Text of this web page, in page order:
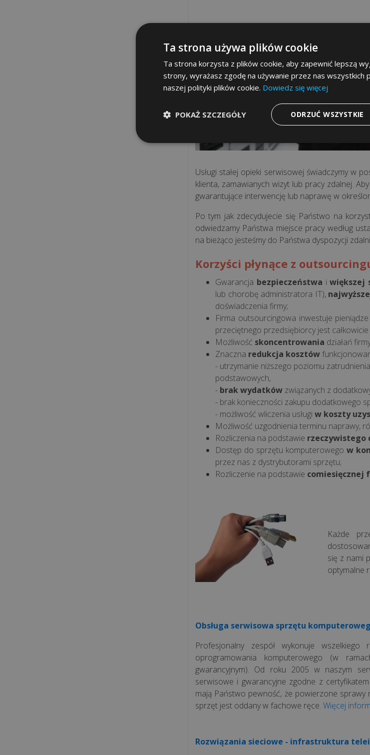
Usługi stałej opieki serwisowej świadczymy w
klienta, zamawianych wizyt lub pracy zdalnej.
gwarantujące interwencję lub naprawę w
Po tym jak zdecydujecie się Państwo na
odwiedzamy Państwa miejsce pracy według
na bieżąco jesteśmy do Państwa dyspozycji
Korzyści płynące z
Gwarancja bezpieczeństwa iwiększej
lub chorobę administratora IT),
doświadczenia firmy;
Firma outsourcingowa inwestuje
przeciętnego przedsiębiorcy jest całkowicie
Możliwość skoncentrowania działań
Znaczna redukcja kosztów
- utrzymanie niższego poziomu
podstawowych,
- brak wydatków związanych z
- brak konieczności zakupu dodatkowego
- możliwość wliczenia usługiw koszty
Możliwość uzgodnienia terminu naprawy,
Rozliczenia na podstawie rzeczywistego
Dostęp do sprzętu komputerowego w
przez nas z dystrybutorami sprzętu;
Rozliczenie na podstawie comiesięcznej
Każde
się z nami
optymalne
Obsługa serwisowa sprzętu
Profesjonalny zespół wykonuje
oprogramowania komputerowego (w
gwarancyjnym). Od roku 2005 w naszym
serwisowe i gwarancyjne zgodne z
mają Państwo pewność, że powierzone sprawy
sprzęt jest oddany w fachowe ręce. Więcej
Rozwiązania sieciowe - infrastruktura
Ta strona używa plików cookie
Ta strona korzysta z plików cookie, aby zapewnić lepszą
strony, wyrażasz zgodę na używanie przez nas wszystkich
naszej polityki plików cookie. Dowiedz się więcej
ODRZUĆ WSZYSTKIE
POKAŻ SZCZEGÓŁY